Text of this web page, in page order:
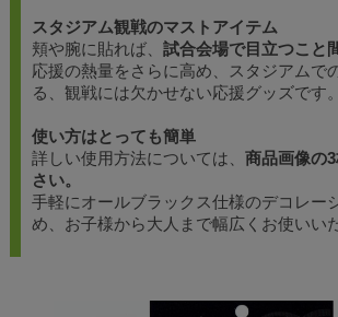
スタジアム観戦のマストアイテム
頬や腕に貼れば、 試合会場で目立つこと
応援の熱量をさらに高め、スタジアムで
る、観戦には欠かせない応援グッズです。
使い方はとっても簡単
詳しい使用方法については、 商品画像の
さい。
手軽にオールブラックス仕様のデコレー
め、お子様から大人まで幅広くお使いい